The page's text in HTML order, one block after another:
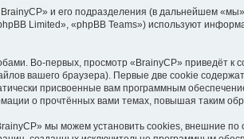
и его подразделения (в дальнейшем
Limited», «phpBB Teams») используют
Во-первых, просмотр «BrainyCP» приведёт
вашего браузера). Первые две cookie
присвоенные вам программным
о прочтённых вами темах, повышая таким
мы можем установить cookies, внешние